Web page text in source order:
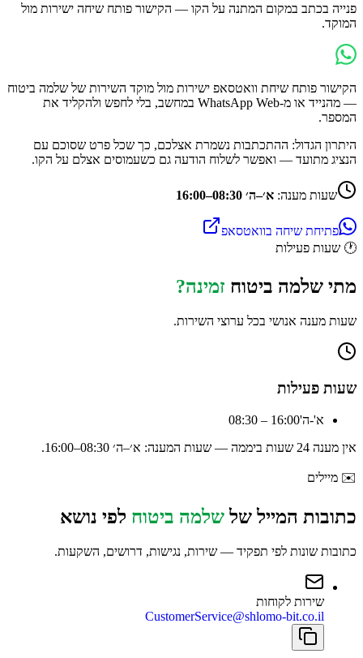
פנייה בכתב במקום המתנה על הקו — הקישור פותח שיחה ישירות מול
המוקד.
הקישור פותח שיחת וואטסאפ ישירות מול מוקד השירות של שלמה ביטוח
— מהנייד או מ-WhatsApp Web במחשב, בלי לחפש ולהקליד את
המספר.
היתרון הגדול: ההתכתבות נשמרת אצלכם, כך שכל פרט שסוכם עם
הנציג מתועד — ואפשר לשלוח הודעה גם כשעמוסים אצלם על הקו.
שעות מענה: א׳–ה׳ 08:30–16:00
פתיחת שיחה בוואטסאפ
🕐 שעות פעילות
מתי שלמה ביטוח זמינה?
שעות מענה אנושי בכל ערוצי השירות.
שעות פעילות
א'-ה'08:30 – 16:00
אין מענה 24 שעות ביממה — שעות המענה:
א׳–ה׳ 08:30–16:00 .
✉️ מיילים
כתובות המייל שלשלמה ביטוח לפי נושא
כתובות שונות לפי תפקיד — שירות, נגישות, דרושים, השקעות.
שירות לקוחות
CustomerService@shlomo-bit.co.il